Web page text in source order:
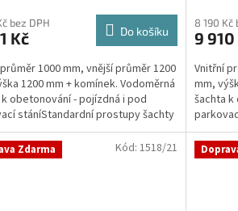
bez DPH
Kč Do košíku
1000 mm, vnější průměr 1200
1200 mm + komínek. Vodoměrná
obetonování - pojízdná i pod
stáníStandardní prostupy šachty
na...
8 190 Kč
9 910
Vnitřní
mm,
šachta
DN32
Zdarma Kód: 1518/21